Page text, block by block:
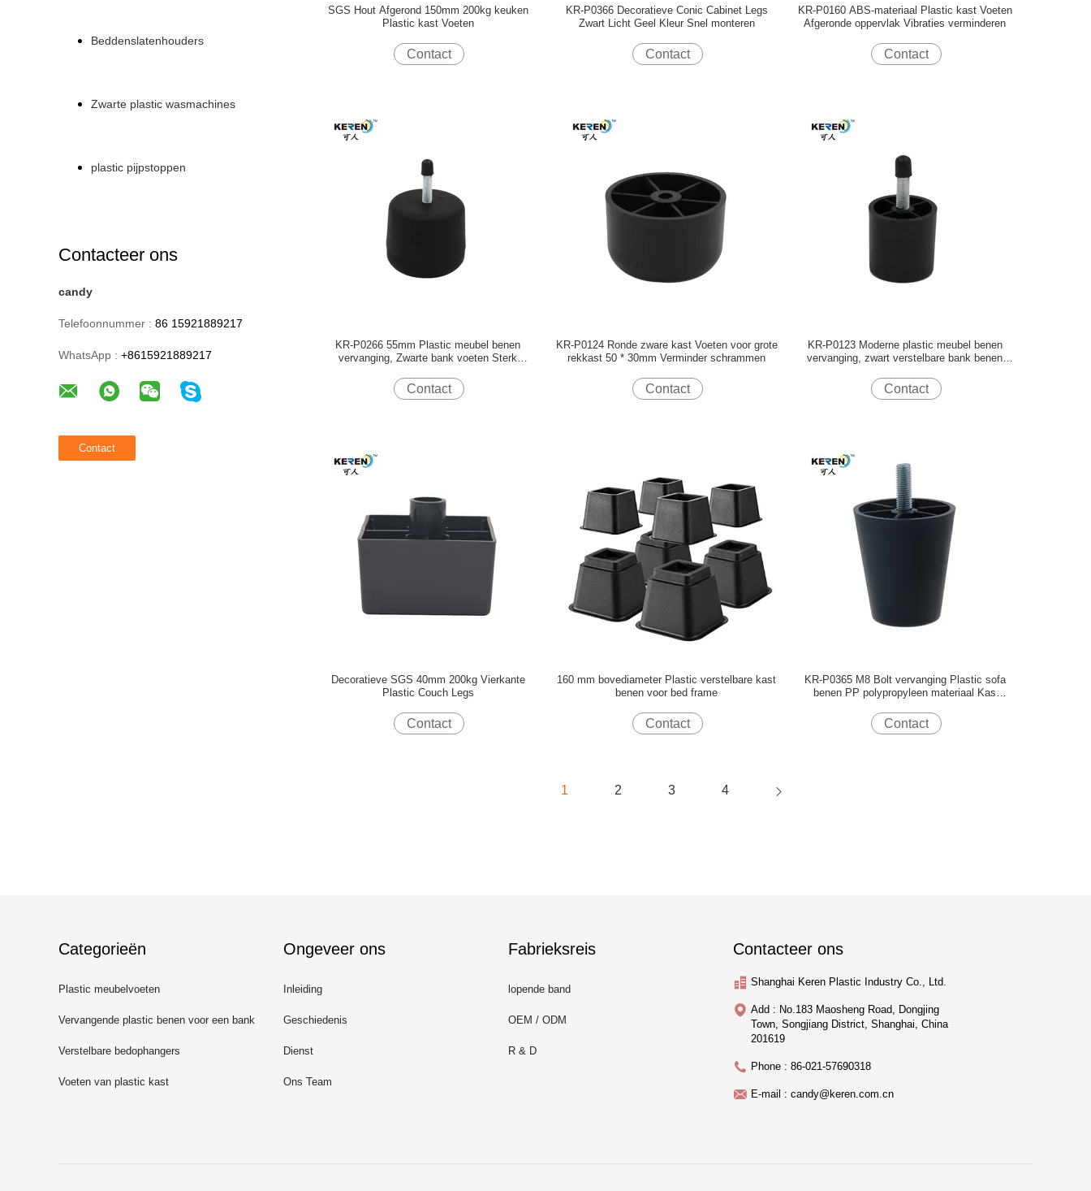
Beddenslatenhouders
Zwarte plastic wasmachines
plastic pijpstoppen
Contacteer ons
candy
Telefoonnummer : 86 15921889217
WhatsApp : +8615921889217
SGS Hout Afgerond 150mm 200kg keuken
Plastic kast Voeten
Contact
KR-P0366 Decoratieve Conic Cabinet Legs
Zwart Licht Geel Kleur Snel monteren
Contact
KR-P0160 ABS-materiaal Plastic kast Voeten
Afgeronde oppervlak Vibraties verminderen
Contact
KR-P0266 55mm Plastic meubel benen
vervanging, Zwarte bank voeten Sterk
Contact
KR-P0124 Ronde zware kast Voeten voor grote
rekkast 50 * 30mm Verminder schrammen
Contact
KR-P0123 Moderne plastic meubel benen
vervanging, zwart verstelbare bank benen
Contact
Decoratieve SGS 40mm 200kg Vierkante
Plastic Couch Legs
Contact
160 mm bovediameter Plastic verstelbare kast
benen voor bed frame
Contact
KR-P0365 M8 Bolt vervanging Plastic sofa
benen PP polypropyleen materiaal Kas
Contact
1 2 3 4
Categorieën
Plastic meubelvoeten
Vervangende plastic benen voor een bank
Verstelbare bedophangers
Voeten van plastic kast
Ongeveer ons
Inleiding
Geschiedenis
Dienst
Ons Team
Fabrieksreis
lopende band
OEM / ODM
R & D
Contacteer ons
Shanghai Keren Plastic Industry Co., Ltd.
Add : No.183 Maosheng Road, Dongjing
Town, Songjiang District, Shanghai, China
201619
Phone : 86-021-57690318
E-mail : candy@keren.com.cn